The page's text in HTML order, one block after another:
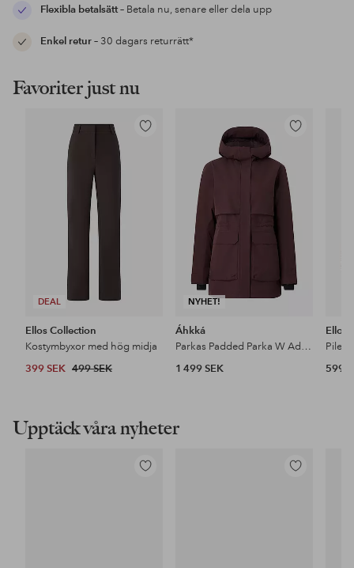
Flexibla betalsätt– Betala nu, senare eller dela upp
Enkel retur– 30 dagars returrätt*
Favoriter just nu
DEAL
Lägg
Ellos Collection
Kostymbyxor med hög midja
399 SEK 499 SEK
NYHET!
Lägg
i
favoriter
Áhkká
Parkas Padded Parka W Adjustable Waist
1 499 SEK
Ellos
599
Upptäck våra nyheter
Lägg
Lägg